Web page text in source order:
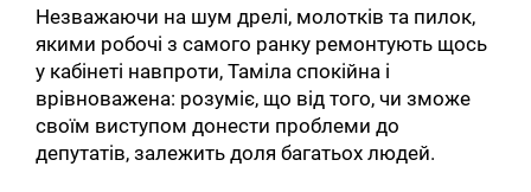
Незважаючи на шум дрелі, молотків та пилок,
якими робочі з самого ранку ремонтують щось
у кабінеті навпроти, Таміла спокійна і
врівноважена: розуміє, що від того, чи зможе
своїм виступом донести проблеми до
депутатів, залежить доля багатьох людей.